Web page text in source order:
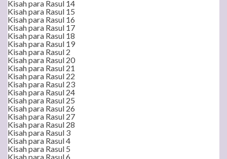
Kisah para Rasul 14
Kisah para Rasul 15
Kisah para Rasul 16
Kisah para Rasul 17
Kisah para Rasul 18
Kisah para Rasul 19
Kisah para Rasul 2
Kisah para Rasul 20
Kisah para Rasul 21
Kisah para Rasul 22
Kisah para Rasul 23
Kisah para Rasul 24
Kisah para Rasul 25
Kisah para Rasul 26
Kisah para Rasul 27
Kisah para Rasul 28
Kisah para Rasul 3
Kisah para Rasul 4
Kisah para Rasul 5
Kisah para Rasul 6